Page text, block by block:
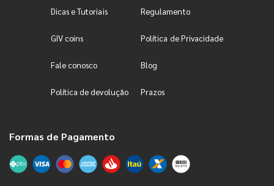
Dicas e Tutoriais Regulamento
GIV coins Política de Privacidade
Fale conosco Blog
Política de devolução Prazos
Formas de Pagamento